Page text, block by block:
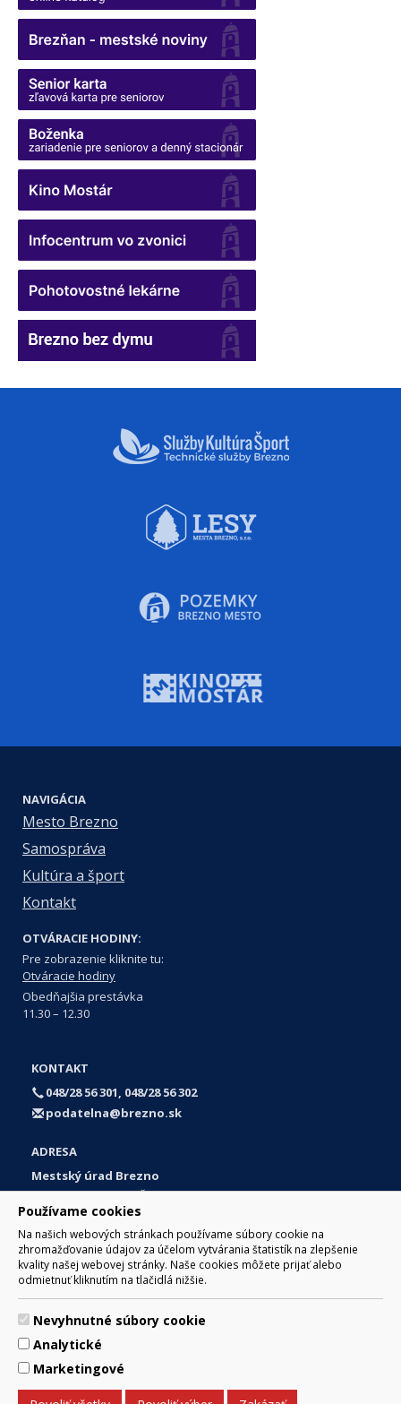
Používame cookies
Na našich webových stránkach používame súbory cookie na
zhromažďovanie údajov za účelom vytvárania štatistík na zlepšenie
kvality našej webovej stránky. Naše cookies môžete prijať alebo
odmietnuť kliknutím na tlačidlá nižšie.
Nevyhnutné súbory cookie
Analytické
Marketingové
NAVIGÁCIA
Mesto Brezno
Samospráva
Kultúra a šport
Kontakt
OTVÁRACIE HODINY:
Pre zobrazenie kliknite tu:
Otváracie hodiny
Obedňajšia prestávka
11.30 – 12.30
KONTAKT
048/28 56 301, 048/28 56 302
podatelna@brezno.sk
ADRESA
Mestský úrad Brezno
Námestie gen. M. R. Štefánika 1
977 01 Brezno
Slovakia (Slovak Republic)
© 2017 Mesto Brezno, Námestie gen. M. R. Štefánika 1, Brezno
977 01 Tel.: 048/28 56 301, 048/28 56 302 Email:
Za obsah zodpovedá Mesto Brezno. Technický prevádzkovateľ:
Arrabella, s.r.o. , Pod Donátom 12/136 Žiar nad Hronom 965 01